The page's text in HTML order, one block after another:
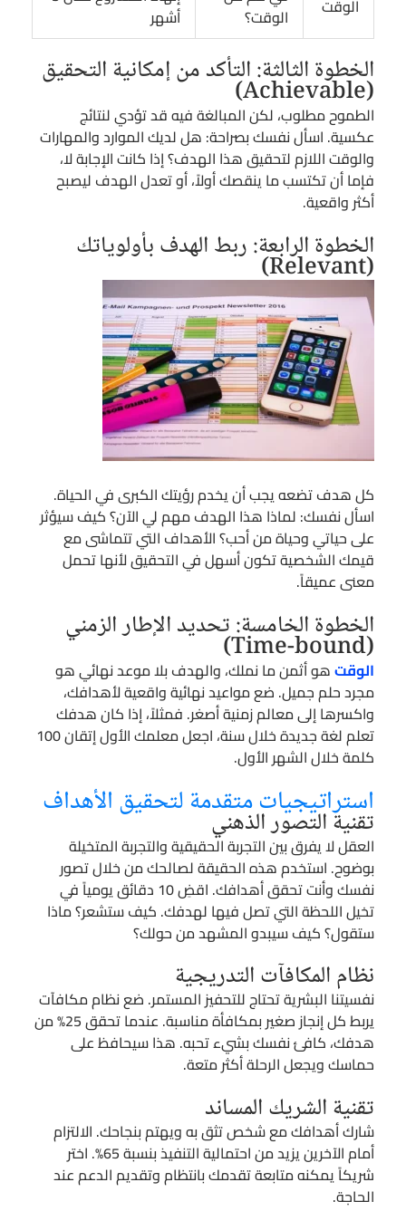
الوقت
الوقت؟
أشهر
الخطوة الثالثة: التأكد من إمكانية التحقيق
(Achievable)
الطموح مطلوب، لكن المبالغة فيه قد تؤدي لنتائج
عكسية. اسأل نفسك بصراحة: هل لديك الموارد والمهارات
والوقت اللازم لتحقيق هذا الهدف؟ إذا كانت الإجابة لا،
فإما أن تكتسب ما ينقصك أولاً، أو تعدل الهدف ليصبح
أكثر واقعية.
الخطوة الرابعة: ربط الهدف بأولوياتك
(Relevant)
كل هدف تضعه يجب أن يخدم رؤيتك الكبرى في الحياة.
اسأل نفسك: لماذا هذا الهدف مهم لي الآن؟ كيف سيؤثر
على حياتي وحياة من أحب؟ الأهداف التي تتماشى مع
قيمك الشخصية تكون أسهل في التحقيق لأنها تحمل
معنى عميقاً.
الخطوة الخامسة: تحديد الإطار الزمني
(Time-bound)
الوقتهو أثمن ما نملك، والهدف بلا موعد نهائي هو
مجرد حلم جميل. ضع مواعيد نهائية واقعية لأهدافك،
واكسرها إلى معالم زمنية أصغر. فمثلاً، إذا كان هدفك
تعلم لغة جديدة خلال سنة، اجعل معلمك الأول إتقان 100
كلمة خلال الشهر الأول.
استراتيجيات متقدمة لتحقيق الأهداف
تقنية التصور الذهني
العقل لا يفرق بين التجربة الحقيقية والتجربة المتخيلة
بوضوح. استخدم هذه الحقيقة لصالحك من خلال تصور
نفسك وأنت تحقق أهدافك. اقضِ 10 دقائق يومياً في
تخيل اللحظة التي تصل فيها لهدفك. كيف ستشعر؟ ماذا
ستقول؟ كيف سيبدو المشهد من حولك؟
نظام المكافآت التدريجية
نفسيتنا البشرية تحتاج للتحفيز المستمر. ضع نظام مكافآت
يربط كل إنجاز صغير بمكافأة مناسبة. عندما تحقق 25% من
هدفك، كافئ نفسك بشيء تحبه. هذا سيحافظ على
حماسك ويجعل الرحلة أكثر متعة.
تقنية الشريك المساند
شارك أهدافك مع شخص تثق به ويهتم بنجاحك. الالتزام
أمام الآخرين يزيد من احتمالية التنفيذ بنسبة 65%. اختر
شريكاً يمكنه متابعة تقدمك بانتظام وتقديم الدعم عند
الحاجة.